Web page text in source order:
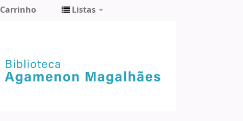
Carrinho Listas